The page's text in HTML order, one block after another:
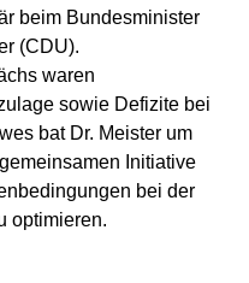
beim Bundesminister
(CDU).
waren
sowie Defizite bei
bat Dr. Meister um
Initiative
bei der
optimieren.